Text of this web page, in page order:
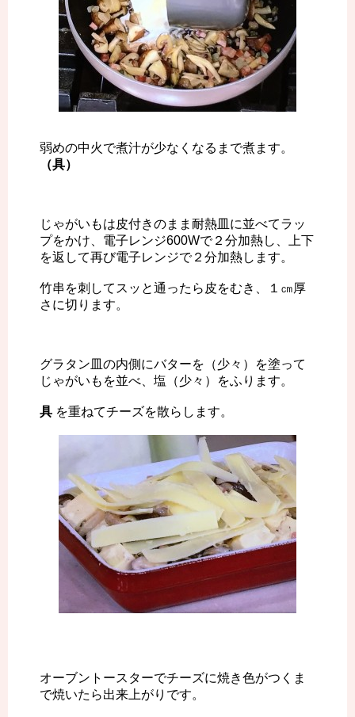
弱めの中火で煮汁が少なくなるまで煮ます。
（具）
じゃがいもは皮付きのまま耐熱皿に並べてラッ
プをかけ、電子レンジ600Wで２分加熱し、上下
を返して再び電子レンジで２分加熱します。
竹串を刺してスッと通ったら皮をむき、１㎝厚
さに切ります。
グラタン皿の内側にバターを（少々）を塗って
じゃがいもを並べ、塩（少々）をふります。
具 を重ねてチーズを散らします。
オーブントースターでチーズに焼き色がつくま
で焼いたら出来上がりです。